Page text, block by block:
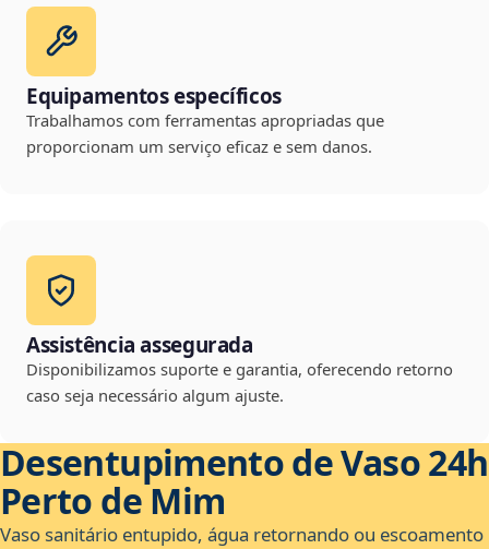
Equipamentos específicos
Trabalhamos com ferramentas apropriadas que
proporcionam um serviço eficaz e sem danos.
Assistência assegurada
Disponibilizamos suporte e garantia, oferecendo retorno
caso seja necessário algum ajuste.
Desentupimento de Vaso 24h
Perto de Mim
Vaso sanitário entupido, água retornando ou escoamento